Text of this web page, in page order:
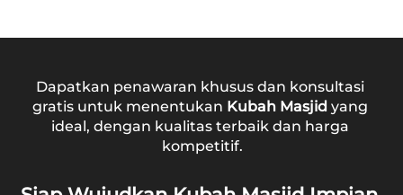
Rp. 2.000.000/m2
Dapatkan penawaran khusus dan konsultasi
ideal, dengan kualitas terbaik dan harga